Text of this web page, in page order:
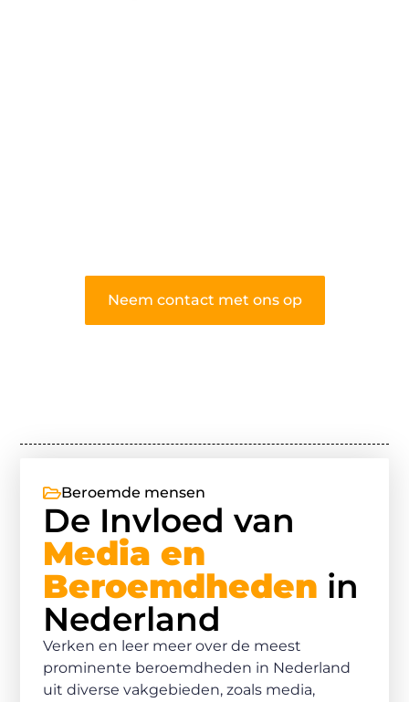
Neem contact met ons op
Beroemde mensen
De Invloed van
Media en
Beroemdheden in
Nederland
Verken en leer meer over de meest
prominente beroemdheden in Nederland
uit diverse vakgebieden, zoals media,